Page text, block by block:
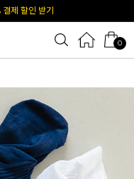
시 할인 쿠폰
0